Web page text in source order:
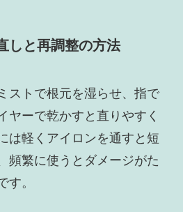
しと再調整の方法
ストで根元を湿らせ、指で
ヤーで乾かすと直りやすく
は軽くアイロンを通すと短
頻繁に使うとダメージがた
す。